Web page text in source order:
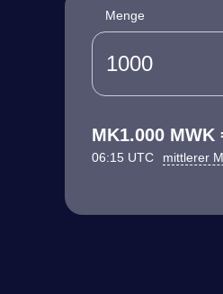
Menge
MK1.000 MWK
06:15 UTC mittlerer